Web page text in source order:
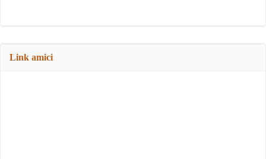
Link amici